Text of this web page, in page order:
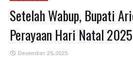
Setelah Wabup, Bupati
Perayaan Hari Natal
Desember 25, 2025